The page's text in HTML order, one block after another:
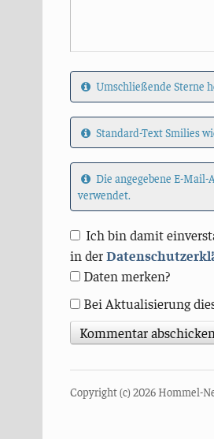
Umschließende Sterne
Standard-Text Smilies
Die angegebene E-
verwendet.
Ich bin damit
in der
Daten merken?
Bei Aktualisierung
Copyright (c) 2026 Hommel-